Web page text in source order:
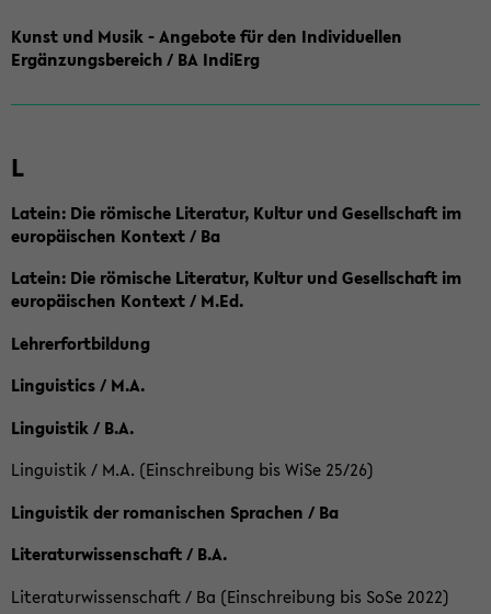
Kunst und Musik - Angebote für den Individuellen
Ergänzungsbereich / BA IndiErg
L
Latein: Die römische Literatur, Kultur und Gesellschaft im
europäischen Kontext / Ba
Latein: Die römische Literatur, Kultur und Gesellschaft im
europäischen Kontext / M.Ed.
Lehrerfortbildung
Linguistics / M.A.
Linguistik / B.A.
Linguistik / M.A. (Einschreibung bis WiSe 25/26)
Linguistik der romanischen Sprachen / Ba
Literaturwissenschaft / B.A.
Literaturwissenschaft / Ba (Einschreibung bis SoSe 2022)